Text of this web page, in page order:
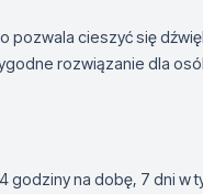
pozwala cieszyć się
rozwiązanie dla
godziny na dobę, 7 dni w